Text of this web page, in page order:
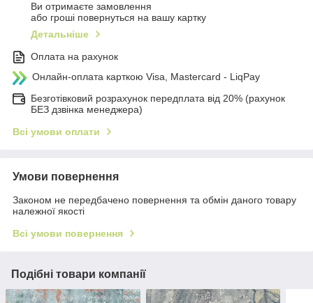
Ви отримаєте замовлення
або гроші повернуться на вашу картку
Детальніше
Оплата на рахунок
Онлайн-оплата карткою Visa, Mastercard - LiqPay
Безготівковий розрахунок передплата від 20% (рахунок
БЕЗ дзвінка менеджера)
Всі умови оплати
Умови повернення
Законом не передбачено повернення та обмін даного товару
належної якості
Всі умови повернення
Подібні товари компанії